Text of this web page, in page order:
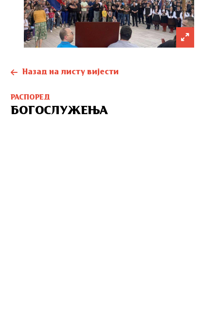
Назад на листу вијести
РАСПОРЕД
БОГОСЛУЖЕЊА